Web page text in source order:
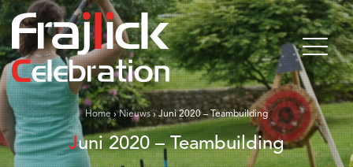
Home ›Nieuws›Juni 2020 – Teambuilding
Juni 2020 – Teambuilding